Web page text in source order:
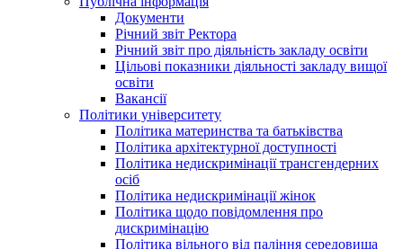
Документи
Річний звіт Ректора
Річний звіт про діяльність закладу освіти
Цільові показники діяльності закладу вищої
освіти
Вакансії
Політики університету
Політика материнства та батьківства
Політика архітектурної доступності
Політика недискримінації трансгендерних
осіб
Політика недискримінації жінок
Політика щодо повідомлення про
дискримінацію
Політика вільного від паління середовища